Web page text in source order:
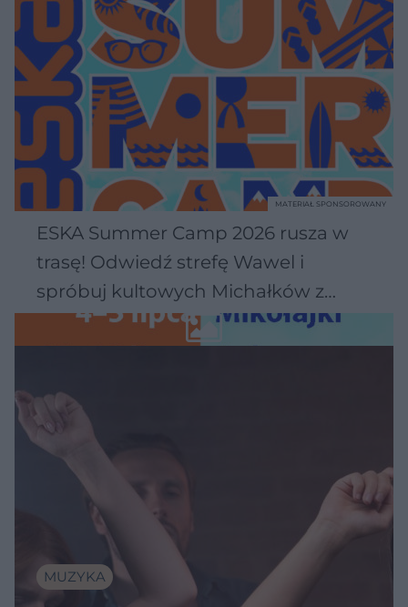
ESKA Summer Camp 2026 rusza w
trasę! Odwiedź strefę Wawel i
spróbuj kultowych Michałków z
Wawelu
MATERIAŁ SPONSOROWANY
MUZYKA